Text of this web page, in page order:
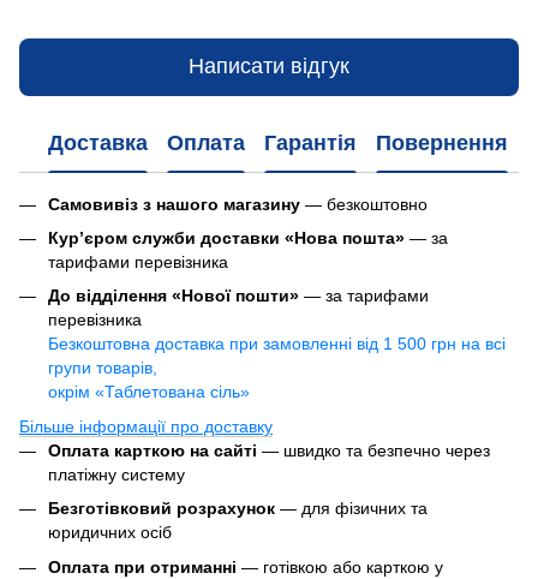
Написати відгук
Доставка Оплата Гарантія Повернення
Самовивіз з нашого магазину — безкоштовно
Кур’єром служби доставки «Нова пошта» — за
тарифами перевізника
До відділення «Нової пошти» — за тарифами
перевізника
Безкоштовна доставка при замовленні від 1 500 грн на всі
групи товарів,
окрім «Таблетована сіль»
Більше інформації про доставку
Оплата карткою на сайті — швидко та безпечно через
платіжну систему
Безготівковий розрахунок — для фізичних та
юридичних осіб
Оплата при отриманні — готівкою або карткою у